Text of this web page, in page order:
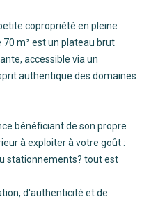
copropriété en pleine
70 m² est un plateau brut
accessible via un
authentique des domaines
bénéficiant de son propre
à exploiter à votre goût :
stationnements? tout est
d'authenticité et de